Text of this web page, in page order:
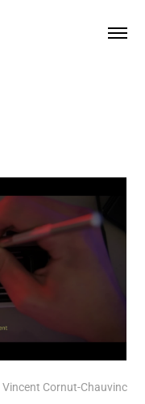
Vincent Cornut-Chauvinc